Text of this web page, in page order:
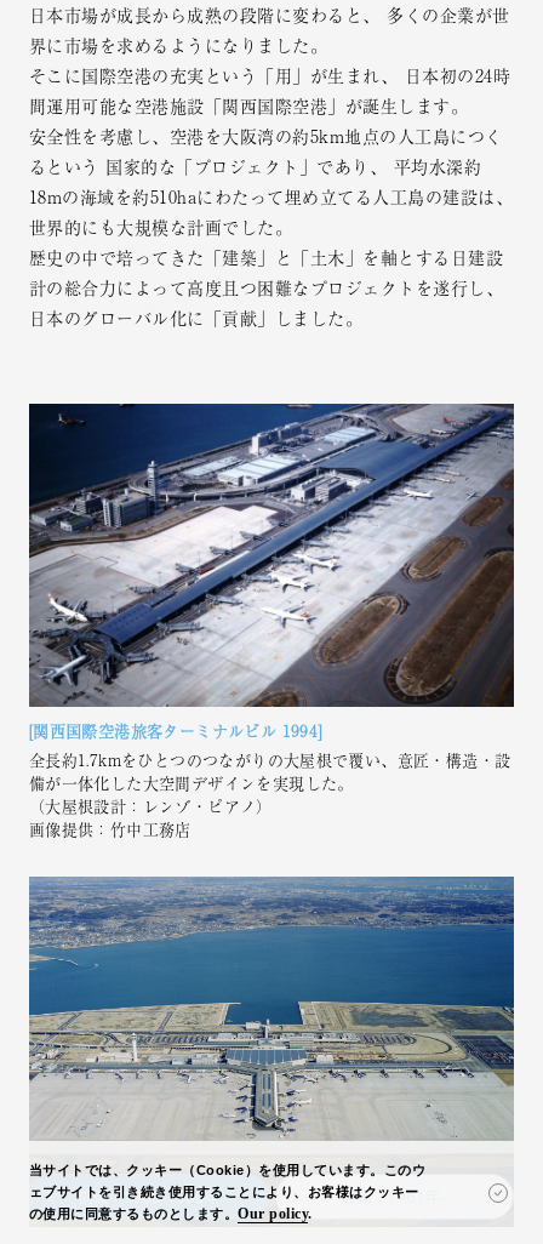
前編：1900-1960年 後編：1961年-
日本市場が成長から成熟の段階に変わると、
多くの企業が世
界に市場を求めるようになりました。
そこに国際空港の充実という「用」が生まれ、
日本初の24時
間運用可能な空港施設「関西国際空港」が誕生します。
安全性を考慮し、空港を大阪湾の約5km地点の人工島につく
るという 国家的な「プロジェクト」であり、
平均水深約
18mの海域を約510haにわたって埋め立てる人工島の建設は、
世界的にも大規模な計画でした。
歴史の中で培ってきた「建築」と「土木」を軸とする日建設
計の総合力によって高度且つ困難なプロジェクトを遂行し、
日本のグローバル化に「貢献」しました。
[関⻄国際空港旅客ターミナルビル 1994]
全⻑約1.7kmをひとつのつながりの⼤屋根で覆い、意匠・構造・設
備が⼀体化した⼤空間デザインを実現した。
（大屋根設計：レンゾ・ピアノ）
画像提供：竹中工務店
当サイトでは、クッキー（Cookie）を使用しています。このウ
ェブサイトを引き続き使用することにより、お客様はクッキー
の使用に同意するものとします。Our policy.